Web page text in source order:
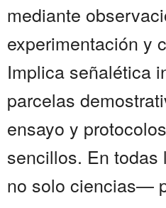
mediante
experimentación y
Implica señalética
parcelas
ensayo y
sencillos. En
no solo ciencias—